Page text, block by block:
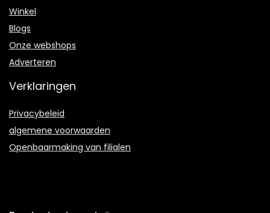
Winkel
Blogs
Onze webshops
Adverteren
Verklaringen
Privacybeleid
algemene voorwaarden
Openbaarmaking van filialen